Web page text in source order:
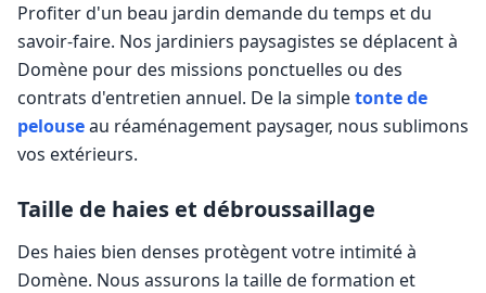
Profiter d'un beau jardin demande du temps et du
savoir-faire. Nos jardiniers paysagistes se déplacent à
Domène pour des missions ponctuelles ou des
contrats d'entretien annuel. De la simpletonte de
pelouseau réaménagement paysager, nous sublimons
vos extérieurs.
Taille de haies et débroussaillage
Des haies bien denses protègent votre intimité à
Domène. Nous assurons la taille de formation et